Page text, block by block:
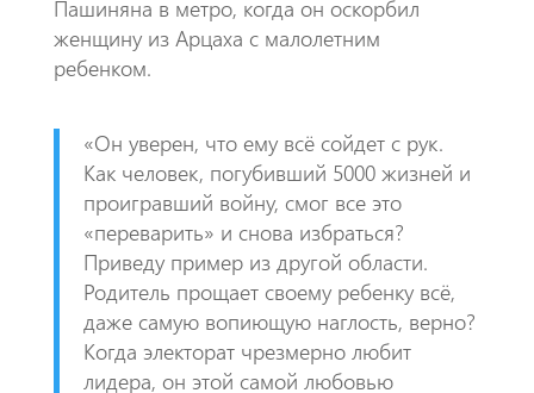
Пашиняна в метро, когда он оскорбил
женщину из Арцаха с малолетним
ребенком.
«Он уверен, что ему всё сойдет с рук.
Как человек, погубивший 5000 жизней и
проигравший войну, смог все это
«переварить» и снова избраться?
Приведу пример из другой области.
Родитель прощает своему ребенку всё,
даже самую вопиющую наглость, верно?
Когда электорат чрезмерно любит
лидера, он этой самой любовью